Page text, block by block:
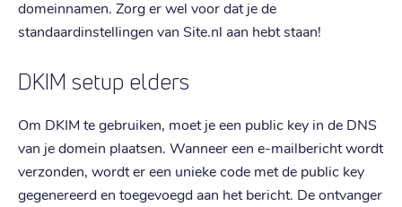
domeinnamen. Zorg er wel voor dat je de
standaardinstellingen van Site.nl aan hebt staan!
DKIM setup elders
Om DKIM te gebruiken, moet je een public key in de DNS
van je domein plaatsen. Wanneer een e-mailbericht wordt
verzonden, wordt er een unieke code met de public key
gegenereerd en toegevoegd aan het bericht. De ontvanger